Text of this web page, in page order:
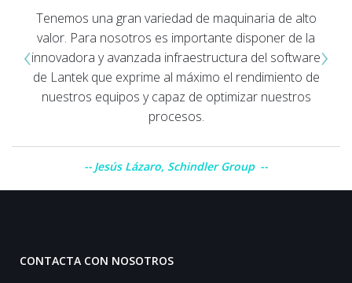
Tenemos una gran variedad de maquinaria de alto
valor. Para nosotros es importante disponer de la
innovadora y avanzada infraestructura del software
de Lantek que exprime al máximo el rendimiento de
nuestros equipos y capaz de optimizar nuestros
procesos.
Jesús Lázaro, Schindler Group
‹ ›
CONTACTA CON NOSOTROS